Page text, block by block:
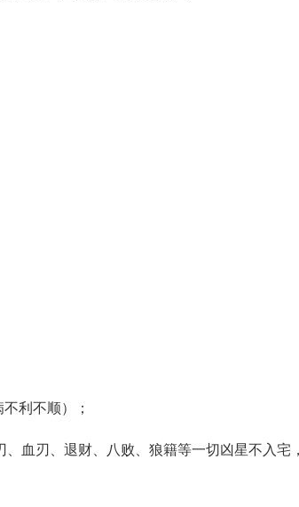
利不顺）；
血刃、退财、八败、狼籍等一切凶星不入宅